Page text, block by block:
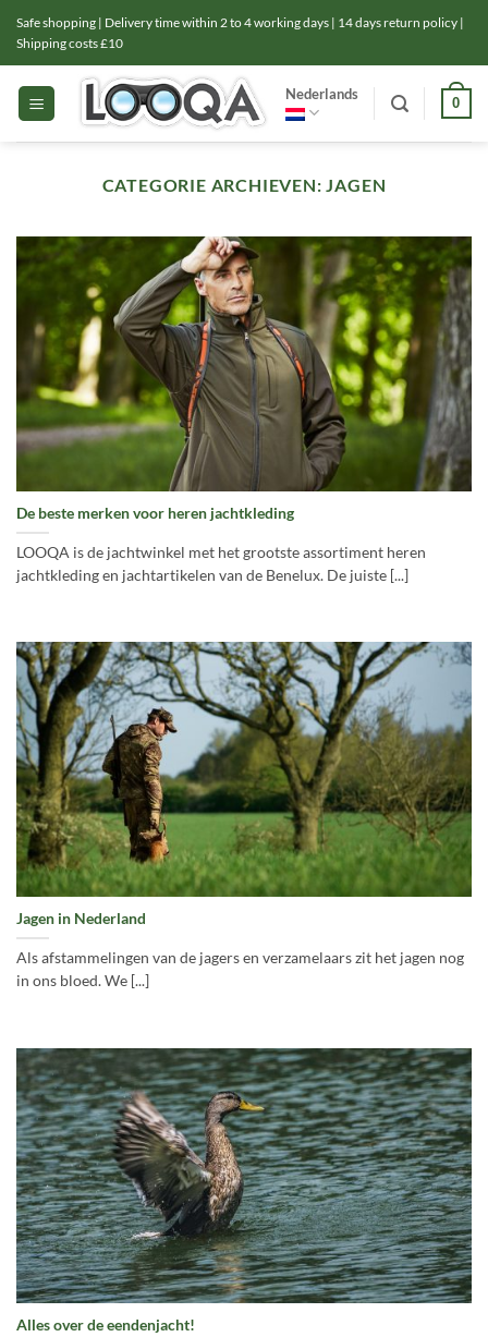
naar
inhoud
Safe shopping | Delivery time within 2 to 4 working days | 14 days return policy |
Shipping costs £10
Nederlands
0
CATEGORIE ARCHIEVEN:JAGEN
De beste merken voor heren jachtkleding
LOOQA is de jachtwinkel met het grootste assortiment heren
jachtkleding en jachtartikelen van de Benelux. De juiste [...]
Jagen in Nederland
Als afstammelingen van de jagers en verzamelaars zit het jagen nog
in ons bloed. We [...]
Alles over de eendenjacht!